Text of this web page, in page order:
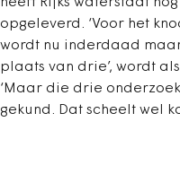
opgeleverd. ‘Voor het
wordt nu inderdaad
plaats van drie’, wordt
‘Maar die drie
gekund. Dat scheelt wel